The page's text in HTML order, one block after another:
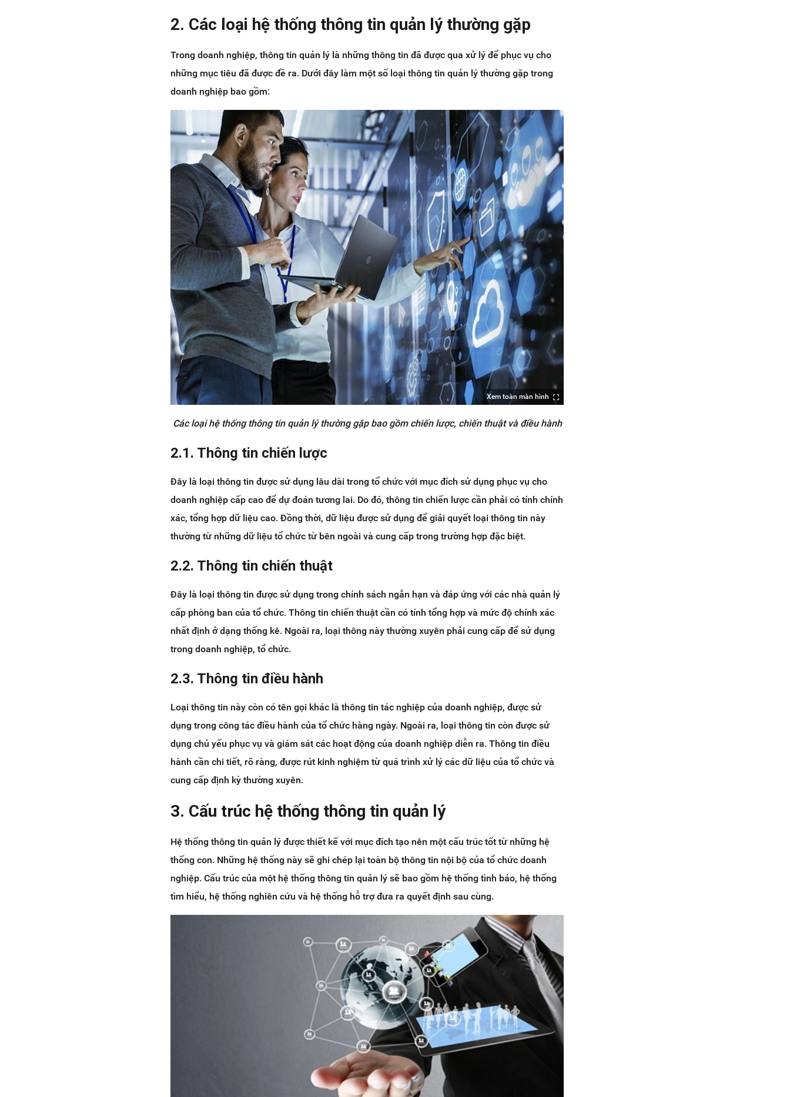
2. Các loại hệ thống thông tin quản lý thường gặp
Trong doanh nghiệp, thông tin quản lý là những thông tin đã được qua xử lý để phục vụ cho
những mục tiêu đã được đề ra. Dưới đây làm một số loại thông tin quản lý thường gặp trong
doanh nghiệp bao gồm:
Xem toàn màn hình
Các loại hệ thống thông tin quản lý thường gặp bao gồm chiến lược, chiến thuật và điều hành
2.1. Thông tin chiến lược
Đây là loại thông tin được sử dụng lâu dài trong tổ chức với mục đích sử dụng phục vụ cho
doanh nghiệp cấp cao để dự đoán tương lai. Do đó, thông tin chiến lược cần phải có tính chính
xác, tổng hợp dữ liệu cao. Đồng thời, dữ liệu được sử dụng để giải quyết loại thông tin này
thường từ những dữ liệu tổ chức từ bên ngoài và cung cấp trong trường hợp đặc biệt.
2.2. Thông tin chiến thuật
Đây là loại thông tin được sử dụng trong chính sách ngắn hạn và đáp ứng với các nhà quản lý
cấp phòng ban của tổ chức. Thông tin chiến thuật cần có tính tổng hợp và mức độ chính xác
nhất định ở dạng thống kê. Ngoài ra, loại thông này thường xuyên phải cung cấp để sử dụng
trong doanh nghiệp, tổ chức.
2.3. Thông tin điều hành
Loại thông tin này còn có tên gọi khác là thông tin tác nghiệp của doanh nghiệp, được sử
dụng trong công tác điều hành của tổ chức hàng ngày. Ngoài ra, loại thông tin còn được sử
dụng chủ yếu phục vụ và giám sát các hoạt động của doanh nghiệp diễn ra. Thông tin điều
hành cần chi tiết, rõ ràng, được rút kinh nghiệm từ quá trình xử lý các dữ liệu của tổ chức và
cung cấp định kỳ thường xuyên.
3. Cấu trúc hệ thống thông tin quản lý
Hệ thống thông tin quản lý được thiết kế với mục đích tạo nên một cấu trúc tốt từ những hệ
thống con. Những hệ thống này sẽ ghi chép lại toàn bộ thông tin nội bộ của tổ chức doanh
nghiệp. Cấu trúc của một hệ thống thông tin quản lý sẽ bao gồm hệ thống tình báo, hệ thống
tìm hiểu, hệ thống nghiên cứu và hệ thống hỗ trợ đưa ra quyết định sau cùng.